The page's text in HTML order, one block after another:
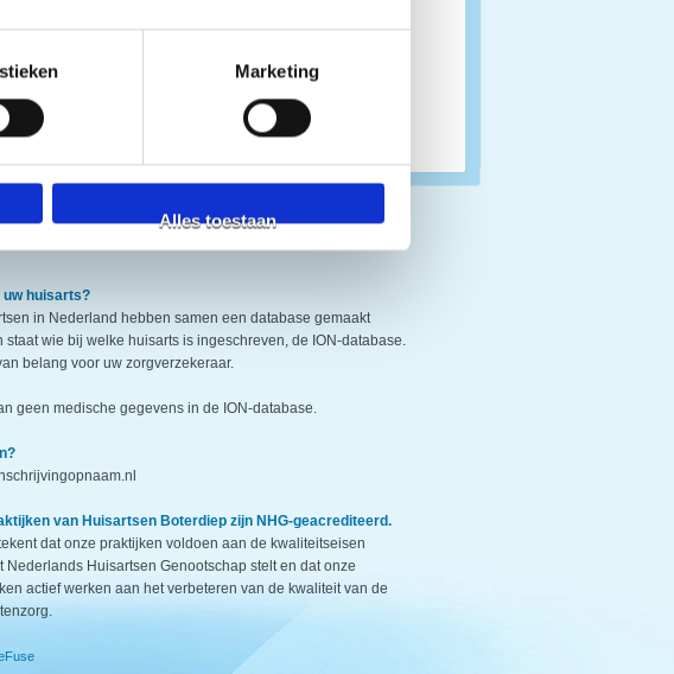
Marketing
Alles toestaan
uw huisarts?
in Nederland hebben samen een database gemaakt
staat wie bij welke huisarts is ingeschreven, de ION-database.
belang voor uw zorgverzekeraar.
geen medische gegevens in de ION-database.
van Huisartsen Boterdiep zijn NHG-geacrediteerd.
dat onze praktijken voldoen aan de kwaliteitseisen
Nederlands Huisartsen Genootschap stelt en dat onze
actief werken aan het verbeteren van de kwaliteit van de